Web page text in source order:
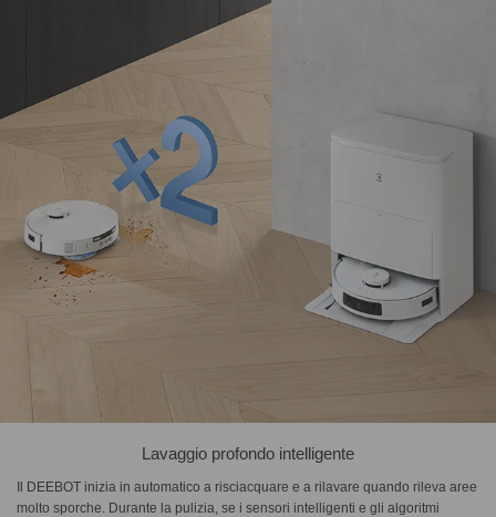
Lavaggio profondo intelligente
Il DEEBOT inizia in automatico a risciacquare e a rilavare quando rileva aree
molto sporche. Durante la pulizia, se i sensori intelligenti e gli algoritmi